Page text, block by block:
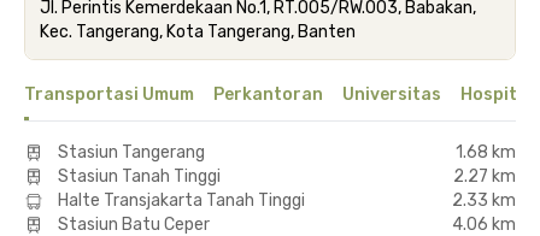
Jl. Perintis Kemerdekaan No.1, RT.005/RW.003, Babakan,
Kec. Tangerang, Kota Tangerang, Banten
Transportasi Umum Perkantoran Universitas Hospital
Stasiun Tangerang
1.68 km
Stasiun Tanah Tinggi
2.27 km
Halte Transjakarta Tanah Tinggi
2.33 km
Stasiun Batu Ceper
4.06 km